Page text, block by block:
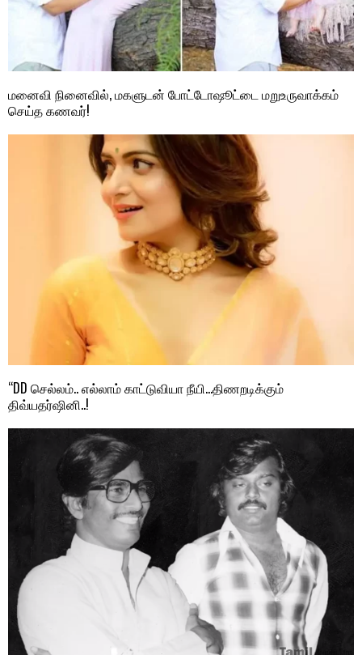
மனைவி நினைவில், மகளுடன் போட்டோஷூட்டை மறுஉருவாக்கம்
செய்த கணவர்!
“DD செல்லம்.. எல்லாம் காட்டுவியா நீயி…திணறடிக்கும்
திவ்யதர்ஷினி..!